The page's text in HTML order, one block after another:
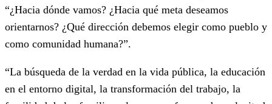
“¿Hacia dónde vamos? ¿Hacia qué meta deseamos
orientarnos? ¿Qué dirección debemos elegir como pueblo y
como comunidad humana?”.
“La búsqueda de la verdad en la vida pública, la educación
en el entorno digital, la transformación del trabajo, la